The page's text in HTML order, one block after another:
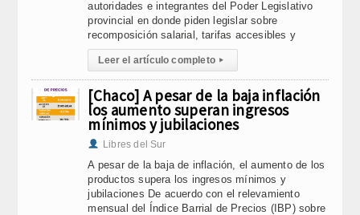
autoridades e integrantes del Poder Legislativo
provincial en donde piden legislar sobre
recomposición salarial, tarifas accesibles y
Leer el artículo completo ▸
[Chaco] A pesar de la baja inflación
los aumento superan ingresos
mínimos y jubilaciones
Libres del Sur
A pesar de la baja de inflación, el aumento de los
productos supera los ingresos mínimos y
jubilaciones De acuerdo con el relevamiento
mensual del Índice Barrial de Precios (IBP) sobre